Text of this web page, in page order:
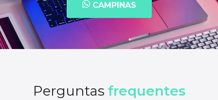
CAMPINAS
Perguntas frequentes